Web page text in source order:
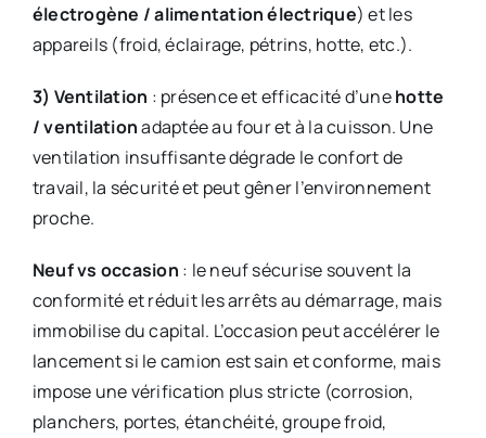
électrogène / alimentation électrique) et les
appareils (froid, éclairage, pétrins, hotte, etc.).
3) Ventilation : présence et efficacité d’unehotte
/ ventilationadaptée au four et à la cuisson. Une
ventilation insuffisante dégrade le confort de
travail, la sécurité et peut gêner l’environnement
proche.
Neuf vs occasion : le neuf sécurise souvent la
conformité et réduit les arrêts au démarrage, mais
immobilise du capital. L’occasion peut accélérer le
lancement si le camion est sain et conforme, mais
impose une vérification plus stricte (corrosion,
planchers, portes, étanchéité, groupe froid,